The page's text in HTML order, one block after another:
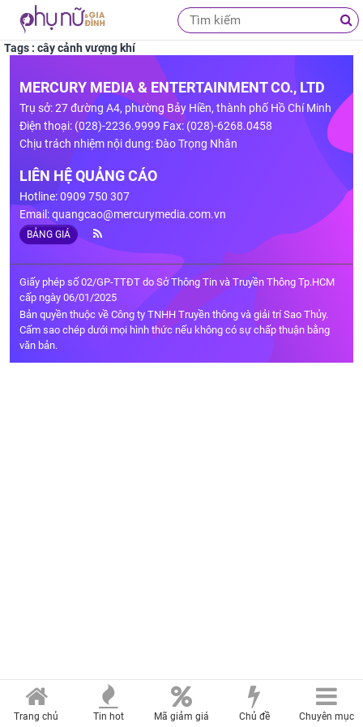
Tags : cây cảnh vượng khí
MERCURY MEDIA & ENTERTAINMENT CO., LTD
Trụ sở: 27 đường A4, phường Bảy Hiền, thành phố Hồ Chí Minh
Điện thoại: (028)-2236.9999 Fax: (028)-6268.0458
Chịu trách nhiệm nội dung: Đào Trọng Nhân
LIÊN HỆ QUẢNG CÁO
Hotline: 0909 750 307
Email:quangcao@mercurymedia.com.vn
BẢNG GIÁ
Giấy phép số 02/GP-TTĐT do Sở Thông Tin và Truyền Thông Tp.HCM
cấp ngày 06/01/2025
Bản quyền thuộc về Công ty TNHH Truyền thông và giải trí Sao Thủy.
Cấm sao chép dưới mọi hình thức nếu không có sự chấp thuận bằng
văn bản.
Trang chủ Tin hot Mã giảm giá Chủ đề Chuyên mục